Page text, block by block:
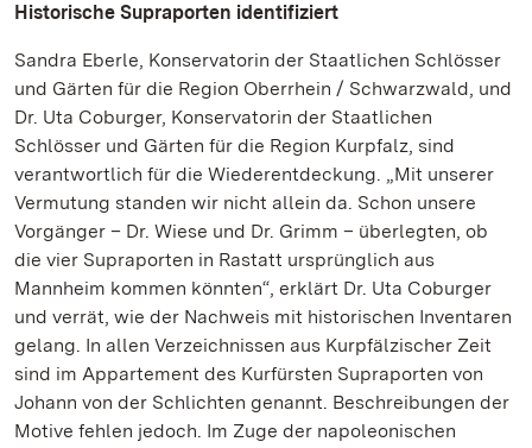
Historische Supraporten identifiziert
Sandra Eberle, Konservatorin der Staatlichen Schlösser
und Gärten für die Region Oberrhein / Schwarzwald, und
Dr. Uta Coburger, Konservatorin der Staatlichen
Schlösser und Gärten für die Region Kurpfalz, sind
verantwortlich für die Wiederentdeckung. „Mit unserer
Vermutung standen wir nicht allein da. Schon unsere
Vorgänger – Dr. Wiese und Dr. Grimm – überlegten, ob
die vier Supraporten in Rastatt ursprünglich aus
Mannheim kommen könnten“, erklärt Dr. Uta Coburger
und verrät, wie der Nachweis mit historischen Inventaren
gelang. In allen Verzeichnissen aus Kurpfälzischer Zeit
sind im Appartement des Kurfürsten Supraporten von
Johann von der Schlichten genannt. Beschreibungen der
Motive fehlen jedoch. Im Zuge der napoleonischen